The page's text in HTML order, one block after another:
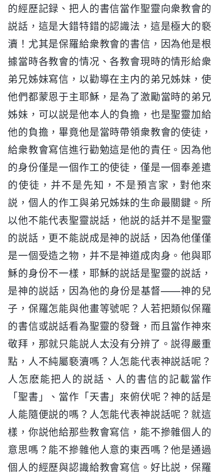
的經歷記録、把人的書信當作聖靈向衆教會的
説話，這是大錯特錯的認識法，這是極大的褻
瀆！尤其是保羅給衆教會的書信，因為他是根
據當時各教會的情况、各教會現時的情形給衆
弟兄姊妹寫信，以勸導在主内的弟兄姊妹，使
他們都蒙恩于主耶穌，是為了激勵當時的弟兄
姊妹，可以説是他本人的負擔，也是聖靈加給
他的負擔，畢竟他是當時帶領衆教會的使徒，
給衆教會寫信進行勸勉這是他的責任。因為他
的身份僅是一個作工的使徒，僅是一個奉差遣
的使徒，并不是先知，不是預言家，對他來
説，個人的作工與弟兄姊妹的生命最關鍵。所
以他不能代表聖靈説話，他説的話并不是聖靈
的説話，更不能説成是神的説話，因為他僅僅
是一個受造之物，并不是神道成肉身。他與耶
穌的身份不一樣，耶穌的説話是聖靈的説話，
是神的説話，因為他的身份是基督——神的兒
子，保羅怎能與他畫等號呢？人若把類似保羅
的書信或説話看為聖靈的發聲，而且當作神來
敬拜，那就只能説人太没有分辨了。説得嚴重
點，人不純屬褻瀆嗎？人怎能代表神説話呢？
人怎麽能把人的説話、人的書信的記載當作
「聖書」、當作「天書」來俯伏呢？神的話是
人能隨便説的嗎？人怎能代表神説話呢？就這
樣，你説他給那些教會寫信，能不摻雜個人的
意思嗎？能不摻雜他人意的東西嗎？他是通過
個人的經歷與認識給教會寫信。好比説，保羅